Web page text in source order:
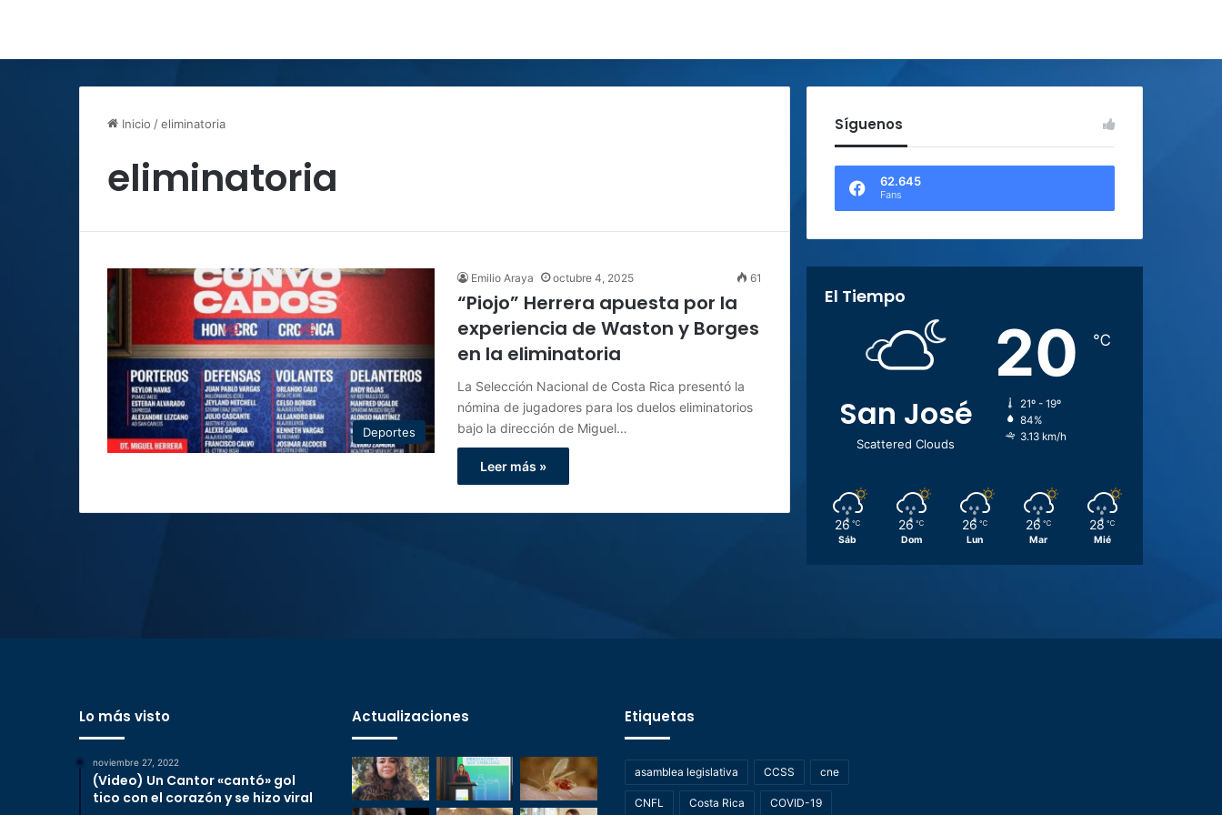
Inicio /eliminatoria
eliminatoria
Deportes
Emilio Araya octubre 4, 2025 61
“Piojo” Herrera apuesta por la
experiencia de Waston y Borges
en la eliminatoria
La Selección Nacional de Costa Rica presentó la
nómina de jugadores para los duelos eliminatorios
bajo la dirección de Miguel…
Leer más »
Síguenos
62.645
Fans
El Tiempo
San José
Scattered Clouds
20 ℃
21º - 19º
84%
3.13 km/h
26 ℃
Sáb
26 ℃
Dom
26 ℃
Lun
26 ℃
Mar
28 ℃
Mié
Lo más visto
noviembre 27, 2022
(Video) Un Cantor «cantó» gol
tico con el corazón y se hizo viral
Actualizaciones Etiquetas
asamblea legislativa CCSS cne
CNFL Costa Rica COVID-19